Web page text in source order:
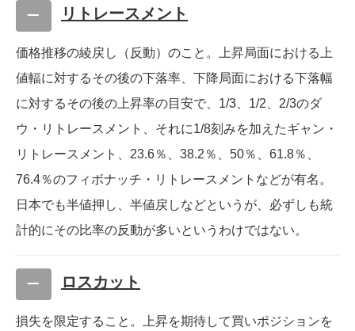
リトレースメント
価格推移の綾戻し（反動）のこと。上昇局面における上
値輻に対するその後の下落率、下降局面における下落幅
に対するその後の上昇率の目安で、1/3、1/2、2/3のダ
ウ・リトレースメント、それに1/8刻みを加えたギャン・
リトレースメント、23.6％、38.2％、50％、61.8％、
76.4％のフィボナッチ・リトレースメントなどが有名。
日本でも半値押し、半値戻しなどというが、必ずしも統
計的にその比率の反動が多いというわけではない。
ロスカット
損失を限定すること。上昇を期待して買いポジションを